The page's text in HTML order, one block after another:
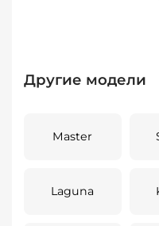
Другие модели
Master
Laguna